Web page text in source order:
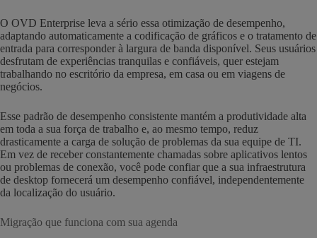
O OVD Enterprise leva a sério essa otimização de desempenho,
adaptando automaticamente a codificação de gráficos e o tratamento de
entrada para corresponder à largura de banda disponível. Seus usuários
desfrutam de experiências tranquilas e confiáveis, quer estejam
trabalhando no escritório da empresa, em casa ou em viagens de
negócios.
Esse padrão de desempenho consistente mantém a produtividade alta
em toda a sua força de trabalho e, ao mesmo tempo, reduz
drasticamente a carga de solução de problemas da sua equipe de TI.
Em vez de receber constantemente chamadas sobre aplicativos lentos
ou problemas de conexão, você pode confiar que a sua infraestrutura
de desktop fornecerá um desempenho confiável, independentemente
da localização do usuário.
Migração que funciona com sua agenda